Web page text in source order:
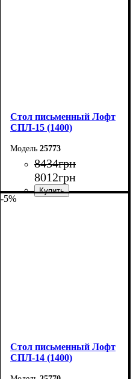
Стол письменный Лофт
СПЛ-15 (1400)
25773
8434грн
8012грн
-5%
Стол письменный Лофт
СПЛ-14 (1400)